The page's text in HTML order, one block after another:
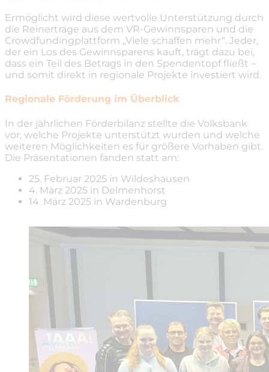
Ermöglicht wird diese wertvolle Unterstützung durch
die Reinerträge aus dem VR-Gewinnsparen und die
Crowdfundingplattform „Viele schaffen mehr“. Jeder,
der ein Los des Gewinnsparens kauft, trägt dazu bei,
dass ein Teil des Betrags in den Spendentopf fließt –
und somit direkt in regionale Projekte investiert wird.
Regionale Förderung im Überblick
In der jährlichen Förderbilanz stellte die Volksbank
vor, welche Projekte unterstützt wurden und welche
weiteren Möglichkeiten es für größere Vorhaben gibt.
Die Präsentationen fanden statt am:
25. Februar 2025 in Wildeshausen
4. März 2025 in Delmenhorst
14. März 2025 in Wardenburg